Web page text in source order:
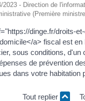
2023 - Direction de
(Première
dinge.fr/droits-
a> fiscal est en
sous conditions, d'un
de prévention
dans votre habitation
Tout replier